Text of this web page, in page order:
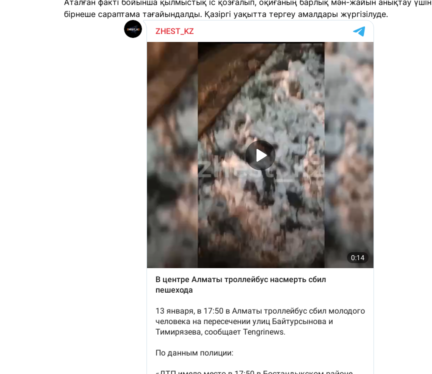
Аталған факті бойынша қылмыстық іс қозғалып, оқиғаның барлық мән-жайын анықтау үшін
бірнеше сараптама тағайындалды. Қазіргі уақытта тергеу амалдары жүргізілуде.